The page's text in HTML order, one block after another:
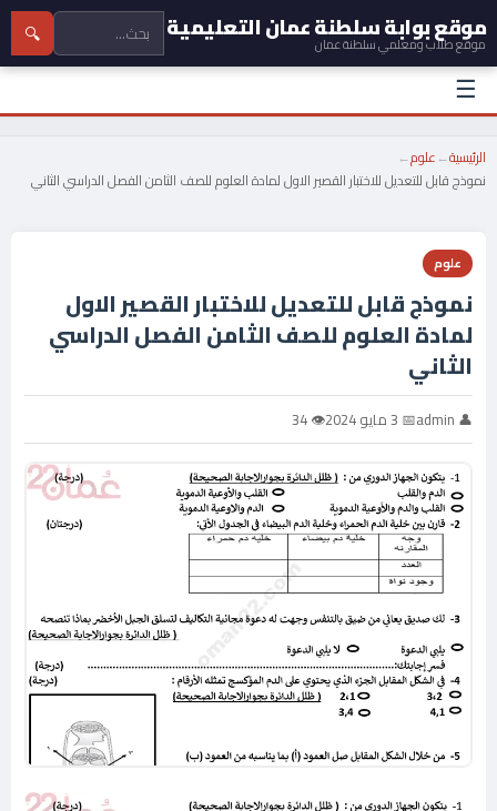
موقع بوابة سلطنة عمان التعليمية
موقع طلاب ومعلمي سلطنة عمان 🔍
☰
الرئيسية←علوم←
نموذج قابل للتعديل للاختبار القصير الاول لمادة العلوم للصف الثامن الفصل الدراسي الثاني
علوم
نموذج قابل للتعديل للاختبار القصير الاول
لمادة العلوم للصف الثامن الفصل الدراسي
الثاني
👤 admin 📅 3 مايو 2024 👁 34